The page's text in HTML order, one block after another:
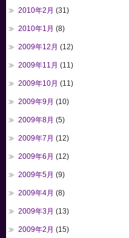
2010年2月 (31)
2010年1月 (8)
2009年12月 (12)
2009年11月 (11)
2009年10月 (11)
2009年9月 (10)
2009年8月 (5)
2009年7月 (12)
2009年6月 (12)
2009年5月 (9)
2009年4月 (8)
2009年3月 (13)
2009年2月 (15)